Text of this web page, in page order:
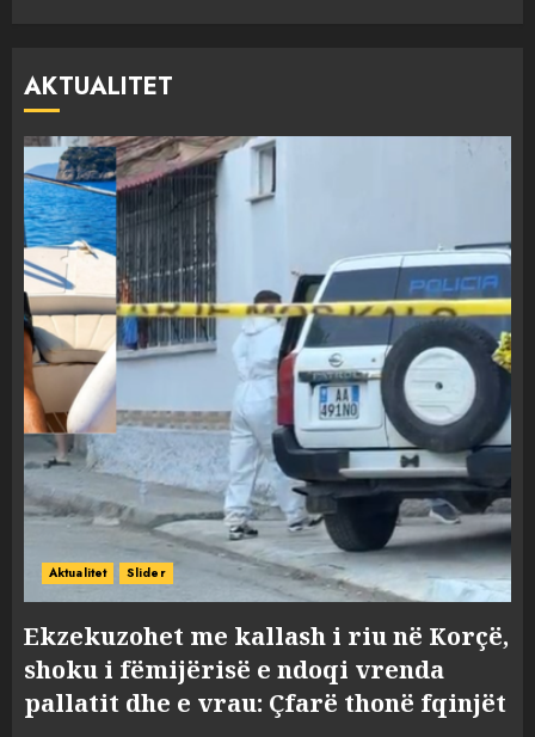
AKTUALITET
Aktualitet Slider
Ekzekuzohet me kallash i riu në Korçë,
shoku i fëmijërisë e ndoqi vrenda
pallatit dhe e vrau: Çfarë thonë fqinjët